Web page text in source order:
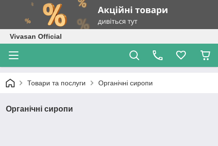
Vivasan Official
Товари та послуги Органічні сиропи
Органічні сиропи